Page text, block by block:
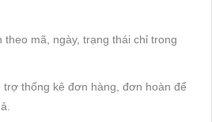
theo mã, ngày, trạng thái chỉ trong
trợ thống kê đơn hàng, đơn hoàn để